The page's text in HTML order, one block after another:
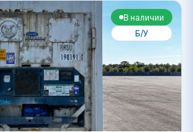
В наличии
Б/У